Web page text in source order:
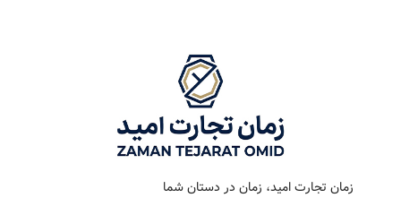
کرنوگراف
رفرانس 167
جنس بند
نوع ساعت
رفرانس
زمان تجارت امید، زمان در دستان شما